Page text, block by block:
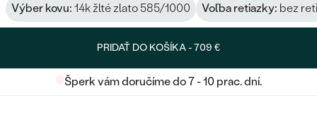
Výber kovu: 14k žlté zlato 585/1000 Voľba retiazky: bez
PRIDAŤ DO KOŠÍKA -709 €
Šperk vám doručíme do 7 - 10 prac. dní.